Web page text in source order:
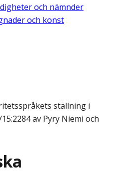
och nämnder
och konst
ställning i
av Pyry Niemi och